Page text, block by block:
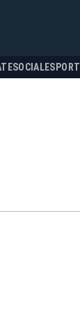
SOCIALESPORT